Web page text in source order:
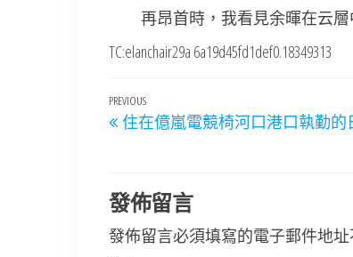
再昂首時，我看見余暉在云
TC:elanchair29a 6a19d45fd1def0.18349313
文
章
覽
Previous
Post
PREVIOUS
住在億嵐電競椅河口港口執勤的
發佈留言
發佈留言必須填寫的電子郵件地址